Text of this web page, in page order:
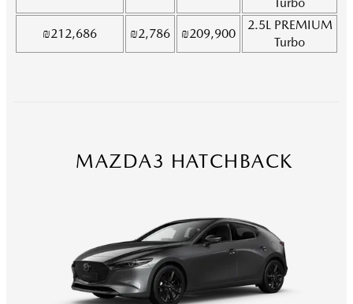
2.5L PREMIUM
Turbo
₪209,900
₪2,786
₪ 212,686
MAZDA3 HATCHBACK